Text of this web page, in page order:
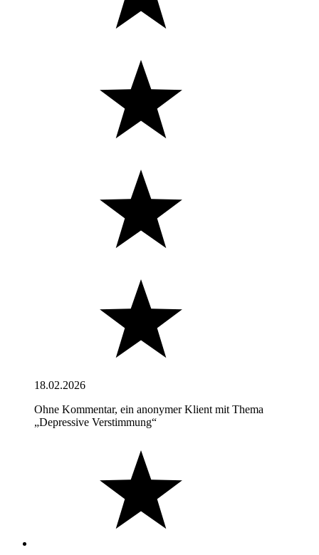
18.02.2026
Ohne Kommentar, ein anonymer Klient mit Thema
„Depressive Verstimmung“